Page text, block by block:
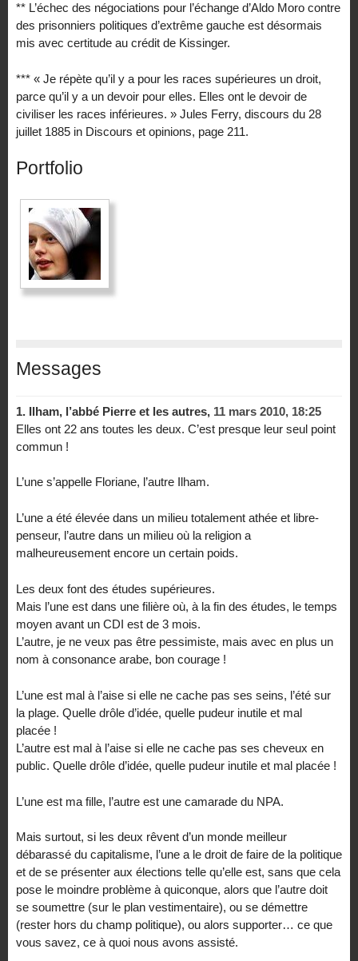
** L’échec des négociations pour l’échange d’Aldo Moro contre
des prisonniers politiques d’extrême gauche est désormais
mis avec certitude au crédit de Kissinger.
*** « Je répète qu’il y a pour les races supérieures un droit,
parce qu’il y a un devoir pour elles. Elles ont le devoir de
civiliser les races inférieures. » Jules Ferry, discours du 28
juillet 1885 in Discours et opinions, page 211.
Portfolio
Messages
1. Ilham, l’abbé Pierre et les autres, 11 mars 2010, 18:25
Elles ont 22 ans toutes les deux. C’est presque leur seul point
commun !
L’une s’appelle Floriane, l’autre Ilham.
L’une a été élevée dans un milieu totalement athée et libre-
penseur, l’autre dans un milieu où la religion a
malheureusement encore un certain poids.
Les deux font des études supérieures.
Mais l’une est dans une filière où, à la fin des études, le temps
moyen avant un CDI est de 3 mois.
L’autre, je ne veux pas être pessimiste, mais avec en plus un
nom à consonance arabe, bon courage !
L’une est mal à l’aise si elle ne cache pas ses seins, l’été sur
la plage. Quelle drôle d’idée, quelle pudeur inutile et mal
placée !
L’autre est mal à l’aise si elle ne cache pas ses cheveux en
public. Quelle drôle d’idée, quelle pudeur inutile et mal placée !
L’une est ma fille, l’autre est une camarade du NPA.
Mais surtout, si les deux rêvent d’un monde meilleur
débarassé du capitalisme, l’une a le droit de faire de la politique
et de se présenter aux élections telle qu’elle est, sans que cela
pose le moindre problème à quiconque, alors que l’autre doit
se soumettre (sur le plan vestimentaire), ou se démettre
(rester hors du champ politique), ou alors supporter… ce que
vous savez, ce à quoi nous avons assisté.